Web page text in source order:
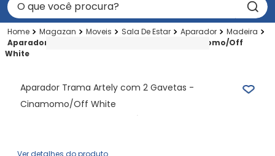
Magazan Moveis Sala De Estar Aparador
Madeira
Aparador Trama Artely com 2 Gavetas - Cinamomo/Off
White
Aparador Trama Artely com 2 Gavetas -
Cinamomo/Off White
Ver detalhes do produto